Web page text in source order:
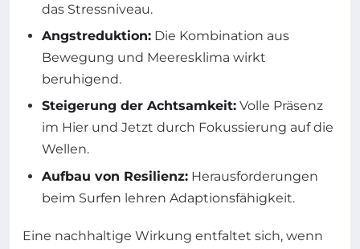
das Stressniveau.
Angstreduktion: Die Kombination aus
Bewegung und Meeresklima wirkt
beruhigend.
Steigerung der Achtsamkeit: Volle Präsenz
im Hier und Jetzt durch Fokussierung auf die
Wellen.
Aufbau von Resilienz: Herausforderungen
beim Surfen lehren Adaptionsfähigkeit.
Eine nachhaltige Wirkung entfaltet sich, wenn